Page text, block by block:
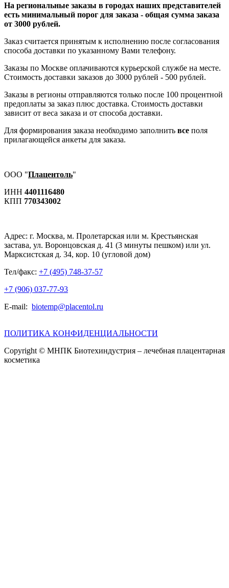
На региональные заказы в городах наших представителей
есть минимальный порог для заказа - общая сумма заказа
от 3000 рублей.
Заказ считается принятым к исполнению после согласования
способа доставки по указанному Вами телефону.
Заказы по Москве оплачиваются курьерской службе на месте.
Стоимость доставки заказов до 3000 рублей - 500 рублей.
Заказы в регионы отправляются только после 100 процентной
предоплаты за заказ плюс доставка. Стоимость доставки
зависит от веса заказа и от способа доставки.
Для формирования заказа необходимо заполнить все поля
прилагающейся анкеты для заказа.
ООО "Плацентоль"
ИНН 4401116480
КПП 770343002
Адрес: г. Москва, м. Пролетарская или м. Крестьянская
застава, ул. Воронцовская д. 41 (3 минуты пешком) или ул.
Марксистская д. 34, кор. 10 (угловой дом)
Тел/факс: +7 (495) 748-37-57
+7 (906) 037-77-93
E-mail: biotemp@placentol.ru
ПОЛИТИКА КОНФИДЕНЦИАЛЬНОСТИ
Copyright © МНПК Биотехиндустрия – лечебная плацентарная
косметика